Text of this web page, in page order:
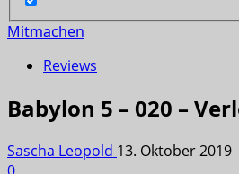
Mitmachen
Reviews
Babylon 5 – 020 –
Sascha Leopold 13. Oktober 2019